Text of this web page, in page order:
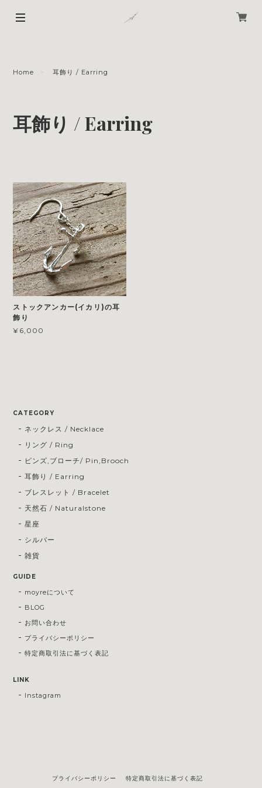
Home 耳飾り / Earring
耳飾り / Earring
ストックアンカー(イカリ)の耳
飾り
¥6,000
CATEGORY
ネックレス / Necklace
リング / Ring
ピンズ,ブローチ/ Pin,Brooch
耳飾り / Earring
ブレスレット / Bracelet
天然石 / Naturalstone
星座
シルバー
雑貨
GUIDE
moyreについて
BLOG
お問い合わせ
プライバシーポリシー
特定商取引法に基づく表記
LINK
Instagram
プライバシーポリシー 特定商取引法に基づく表記